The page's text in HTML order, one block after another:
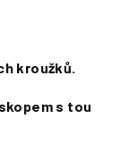
kroužků.
s tou